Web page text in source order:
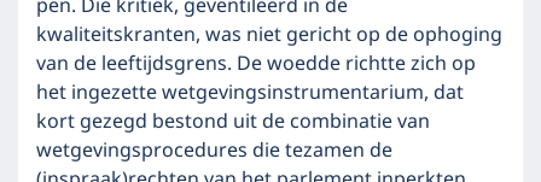
kwaliteitskranten, was niet gericht op de ophoging
van de leeftijdsgrens. De woedde richtte zich op
het ingezette wetgevingsinstrumentarium, dat
kort gezegd bestond uit de combinatie van
wetgevingsprocedures die tezamen de